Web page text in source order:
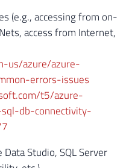
(e.g., accessing from on-
access from Internet,
us/azure/azure-
errors-issues
t5/azure-
db-connectivity-
Studio, SQL Server